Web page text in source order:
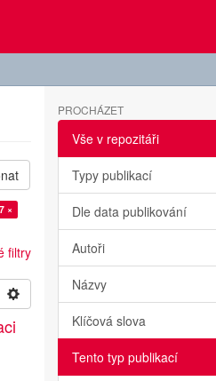
×
filtry
PROCHÁZET
Vše v repozitáři
Typy publikací
Dle data publikování
Autoři
Názvy
Klíčová slova
Tento typ publikací